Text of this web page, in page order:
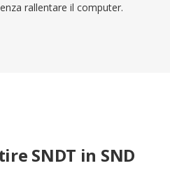
rallentare il computer.
SNDT in SND